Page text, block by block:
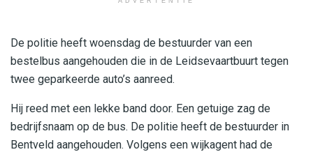
De politie heeft woensdag de bestuurder van een
bestelbus aangehouden die in de Leidsevaartbuurt tegen
twee geparkeerde auto’s aanreed.
Hij reed met een lekke band door. Een getuige zag de
bedrijfsnaam op de bus. De politie heeft de bestuurder in
Bentveld aangehouden. Volgens een wijkagent had de